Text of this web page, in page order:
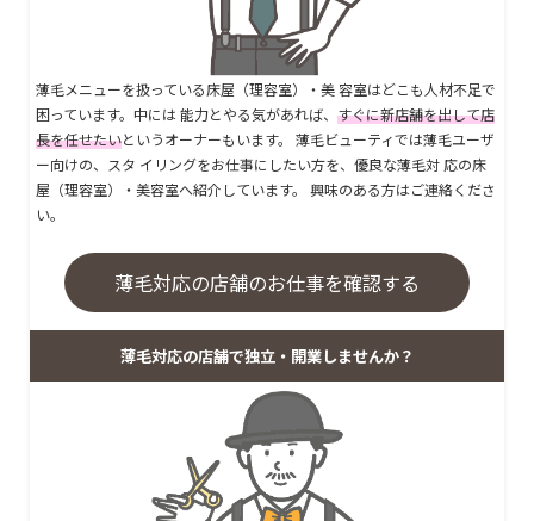
薄毛メニューを扱っている床屋（理容室）・美 容室はどこも人材不足で
困っています。中には 能力とやる気があれば、 すぐに新店舗を出して店
長を任せたいというオーナーもいます。 薄毛ビューティでは薄毛ユーザ
ー向けの、スタ イリングをお仕事にしたい方を、優良な薄毛対 応の床
屋（理容室）・美容室へ紹介しています。 興味のある方はご連絡くださ
い。
薄毛対応の店舗のお仕事を確認する
薄毛対応の店舗で独立・開業しませんか？